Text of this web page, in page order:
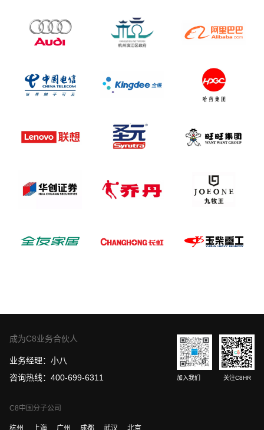
成为C8业务合伙人
业务经理：小八
咨询热线：400-699-6311
加入我们 关注C8HR
C8中国分子公司
杭州 上海 广州 成都 武汉 北京